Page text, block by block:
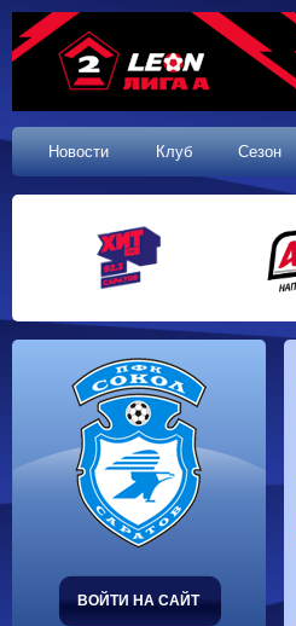
Новости Клуб Сезон
ВОЙТИ НА САЙТ